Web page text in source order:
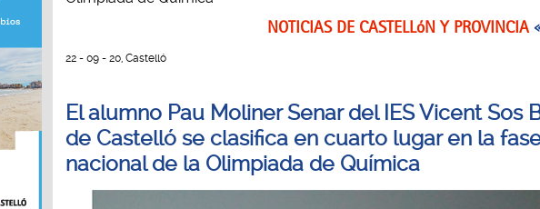
NOTICIAS DE CASTELLóN Y PROVINCIA
22 - 09 - 20, Castelló
El alumno Pau Moliner Senar del IES Vicent Sos
de Castelló se clasifica en cuarto lugar en la
nacional de la Olimpiada de Química